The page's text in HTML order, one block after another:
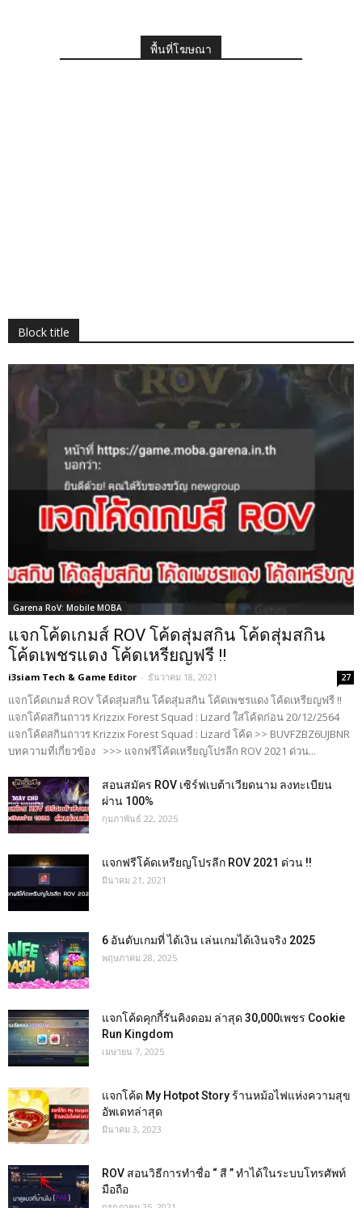
พื้นที่โฆษณา
Block title
Garena RoV: Mobile MOBA
แจกโค้ดเกมส์ ROV โค้ดสุ่มสกิน โค้ดสุ่มสกิน
โค้ดเพชรแดง โค้ดเหรียญฟรี !!
i3siam Tech & Game Editor - ธันวาคม 18, 2021 27
แจกโค้ดเกมส์ ROV โค้ดสุ่มสกิน โค้ดสุ่มสกิน โค้ดเพชรแดง โค้ดเหรียญฟรี !!
แจกโค้ดสกินถาวร Krizzix Forest Squad : Lizard ใส่โค้ดก่อน 20/12/2564
แจกโค้ดสกินถาวร Krizzix Forest Squad : Lizard โค้ด >> BUVFZBZ6UJBNR
บทความที่เกี่ยวข้อง >>> แจกฟรีโค้ดเหรียญโปรลีก ROV 2021 ด่วน...
สอนสมัคร ROV เซิร์ฟเบต้าเวียดนาม ลงทะเบียน
ผ่าน 100%
กุมภาพันธ์ 22, 2025
แจกฟรีโค้ดเหรียญโปรลีก ROV 2021 ด่วน !!
มีนาคม 21, 2021
6 อันดับเกมที่ ได้เงิน เล่นเกมได้เงินจริง 2025
พฤษภาคม 28, 2025
แจกโค้ดคุกกี้รันคิงดอม ล่าสุด 30,000เพชร Cookie
Run Kingdom
เมษายน 7, 2025
แจกโค้ด My Hotpot Story ร้านหม้อไฟแห่งความสุข
อัพเดทล่าสุด
มีนาคม 3, 2023
ROV สอนวิธีการทำชื่อ “ สี ” ทำได้ในระบบโทรศัพท์
มือถือ